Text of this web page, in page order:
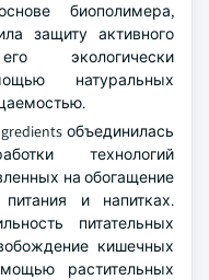
биополимера,
защиту активного
экологически
натуральных
объединилась
технологий
на обогащение
и напитках.
питательных
кишечных
растительных